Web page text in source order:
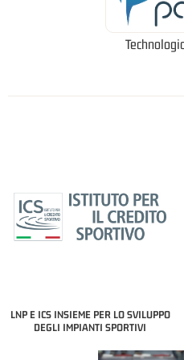
LNP E ICS INSIEME PER LO SVILUPPO
DEGLI IMPIANTI SPORTIVI